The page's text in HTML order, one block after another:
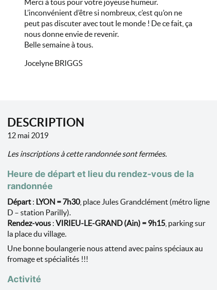
Merci à tous pour votre joyeuse humeur.
L’inconvénient d’être si nombreux, c’est qu’on ne
peut pas discuter avec tout le monde ! De ce fait, ça
nous donne envie de revenir.
Belle semaine à tous.
Jocelyne BRIGGS
DESCRIPTION
12 mai 2019
Les inscriptions à cette randonnée sont fermées.
Heure de départ et lieu du rendez-vous de la
randonnée
Départ : LYON = 7h30, place Jules Grandclément (métro ligne
D – station Parilly).
Rendez-vous : VIRIEU-LE-GRAND (Ain) = 9h15 , parking sur
la place du village.
Une bonne boulangerie nous attend avec pains spéciaux au
fromage et spécialités !!!
Activité